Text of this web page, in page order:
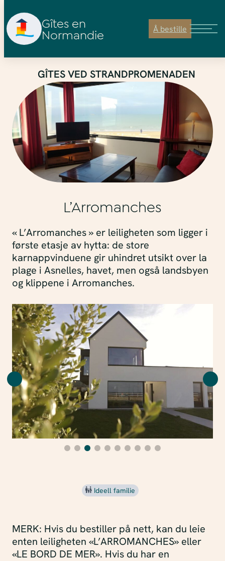
innhold
Gîtes en
Normandie Å bestille
GÎTES VED STRANDPROMENADEN
L’Arromanches
« L’Arromanches » er leiligheten som ligger i
første etasje av hytta: de store
karnappvinduene gir uhindret utsikt over la
plage i Asnelles, havet, men også landsbyen
og klippene i Arromanches.
Ideell familie
MERK: Hvis du bestiller på nett, kan du leie
enten leiligheten «L’ARROMANCHES» eller
«LE BORD DE MER». Hvis du har en